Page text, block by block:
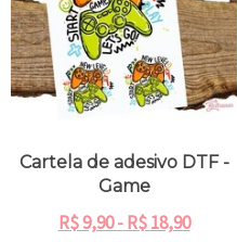
Cartela de adesivo DTF -
Game
R$9,90 - R$18,90